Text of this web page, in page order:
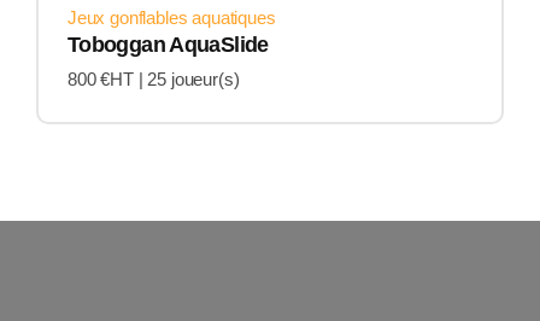
Jeux gonflables aquatiques
Toboggan AquaSlide
800 €HT | 25 joueur(s)